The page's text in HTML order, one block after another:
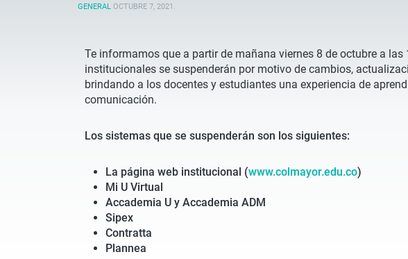
GENERAL OCTUBRE 7, 2021 .
Te informamos que a partir de mañana viernes 8 de octubre a
institucionales se suspenderán por motivo de cambios,
brindando a los docentes y estudiantes una experiencia de
comunicación.
Los sistemas que se suspenderán son los siguientes:
La página web institucional (www.colmayor.edu.co)
Mi U Virtual
Accademia U y Accademia ADM
Sipex
Contratta
Plannea